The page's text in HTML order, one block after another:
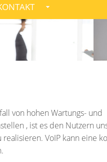
von hohen Wartungs- und
, ist es den Nutzern
VoIP kann eine